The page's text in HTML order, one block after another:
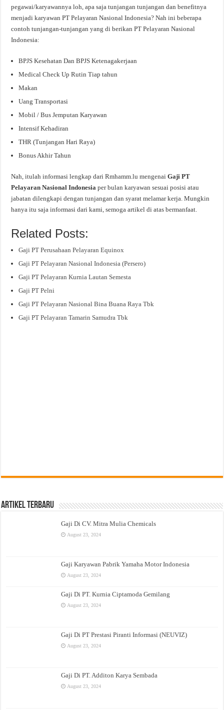
pegawai/karyawannya loh, apa saja tunjangan tunjangan dan benefitnya
menjadi karyawan PT Pelayaran Nasional Indonesia? Nah ini beberapa
contoh tunjangan-tunjangan yang di berikan PT Pelayaran Nasional
Indonesia:
BPJS Kesehatan Dan BPJS Ketenagakerjaan
Medical Check Up Rutin Tiap tahun
Makan
Uang Transportasi
Mobil / Bus Jemputan Karyawan
Intensif Kehadiran
THR (Tunjangan Hari Raya)
Bonus Akhir Tahun
Nah, itulah informasi lengkap dari Rmhamm.lu mengenaiGaji PT
Pelayaran Nasional Indonesiaper bulan karyawan sesuai posisi atau
jabatan dilengkapi dengan tunjangan dan syarat melamar kerja. Mungkin
hanya itu saja informasi dari kami, semoga artikel di atas bermanfaat.
Related Posts:
Gaji PT Perusahaan Pelayaran Equinox
Gaji PT Pelayaran Nasional Indonesia (Persero)
Gaji PT Pelayaran Kurnia Lautan Semesta
Gaji PT Pelni
Gaji PT Pelayaran Nasional Bina Buana Raya Tbk
Gaji PT Pelayaran Tamarin Samudra Tbk
Artikel Terbaru
Gaji Di CV. Mitra Mulia Chemicals
August 23, 2024
Gaji Karyawan Pabrik Yamaha Motor Indonesia
August 23, 2024
Gaji Di PT. Kurnia Ciptamoda Gemilang
August 23, 2024
Gaji Di PT Prestasi Piranti Informasi (NEUVIZ)
August 23, 2024
Gaji Di PT. Additon Karya Sembada
August 23, 2024